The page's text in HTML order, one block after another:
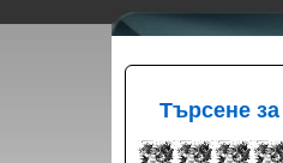
Търсене